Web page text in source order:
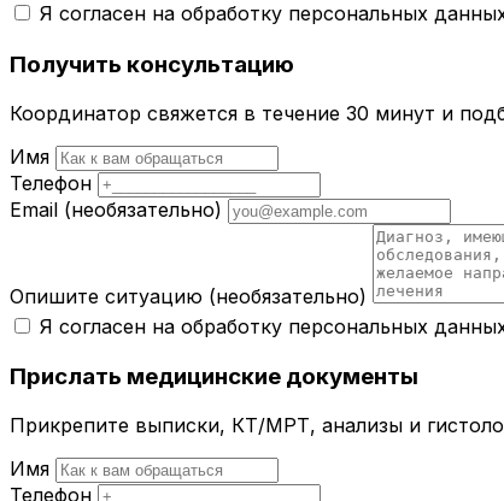
Я согласен на обработку персональных
Получить консультацию
Координатор свяжется в течение 30 минут и
Имя
Телефон
Email (необязательно)
Опишите ситуацию (необязательно)
Я согласен на обработку персональных
Прислать медицинские документы
Прикрепите выписки, КТ/МРТ, анализы и
Имя
Телефон